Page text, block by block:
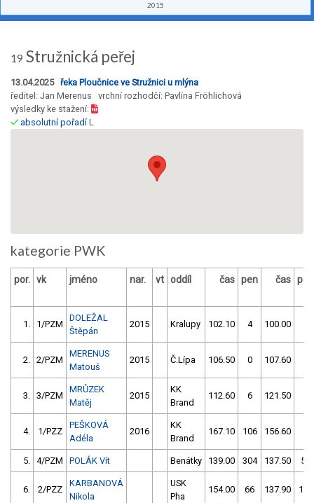
2015
19 Stružnická peřej
13.04.2025 řeka Ploučnice ve Stružnici u mlýna
ředitel: Jan Merenus vrchní rozhodčí: Pavlína Fröhlichová
výsledky ke stažení:
absolutní pořadíL
kategorie PWK
por. vk jméno nar. vt oddíl čas pen čas pen
1. 1/PZM
DOLEŽAL
Štěpán
2015 Kralupy 102.10 4 100.00
2. 2/PZM
MERENUS
Matouš
2015 Č.Lípa 106.50 0 107.60
3. 3/PZM
MRŮZEK
Matěj
2015
KK
Brand
112.60 6 121.50
4. 1/PZZ
PEŠKOVÁ
Adéla
2016
KK
Brand
167.10 106 156.60
5. 4/PZM POLÁK Vít Benátky 139.00 304 137.50 58
6. 2/PZZ
KARBANOVÁ
Nikola
USK
Pha
154.00 66 137.90 112